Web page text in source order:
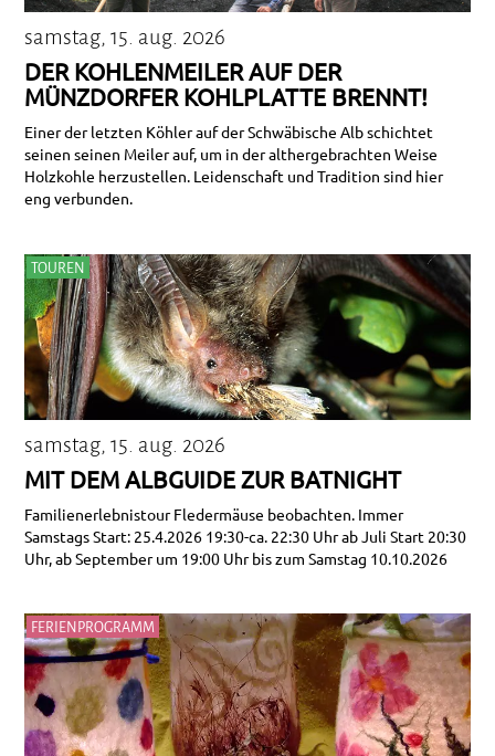
samstag, 15. aug. 2026
DER KOHLENMEILER AUF DER
MÜNZDORFER KOHLPLATTE BRENNT!
Einer der letzten Köhler auf der Schwäbische Alb schichtet
seinen seinen Meiler auf, um in der althergebrachten Weise
Holzkohle herzustellen. Leidenschaft und Tradition sind hier
eng verbunden.
TOUREN
samstag, 15. aug. 2026
MIT DEM ALBGUIDE ZUR BATNIGHT
Familienerlebnistour Fledermäuse beobachten. Immer
Samstags Start: 25.4.2026 19:30-ca. 22:30 Uhr ab Juli Start 20:30
Uhr, ab September um 19:00 Uhr bis zum Samstag 10.10.2026
FERIENPROGRAMM